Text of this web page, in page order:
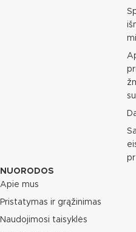
NUORODOS
Apie mus
Pristatymas ir grąžinimas
Naudojimosi taisyklės